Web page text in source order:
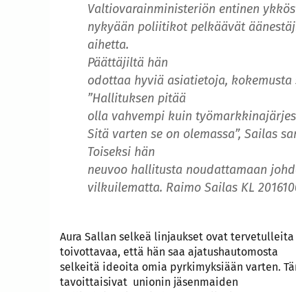
Valtiovarainministeriön entinen
nykyään poliitikot pelkäävät
aihetta.
Päättäjiltä hän
odottaa hyviä asiatietoja,
”Hallituksen pitää
olla vahvempi kuin
Sitä varten se on olemassa”, Sailas
Toiseksi hän
neuvoo hallitusta noudattamaan
vilkuilematta. Raimo Sailas KL
Aura Sallan selkeä linjaukset ovat tervetulleita
toivottavaa, että hän saa ajatushautomosta
selkeitä ideoita omia pyrkimyksiään varten.
tavoittaisivat unionin jäsenmaiden